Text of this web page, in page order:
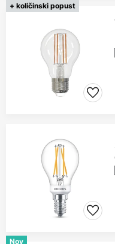
+ količinski popust
Nov